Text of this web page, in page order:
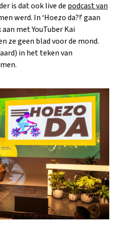
is dat ook live de podcast van
werd. In ‘Hoezo da?!’ gaan
met YouTuber Kai
ze geen blad voor de mond.
in het teken van